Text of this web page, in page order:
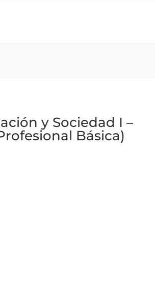
y Sociedad I –
Básica)